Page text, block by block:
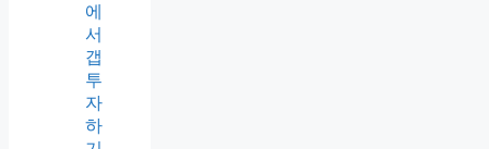
에
서
갭
투
자
하